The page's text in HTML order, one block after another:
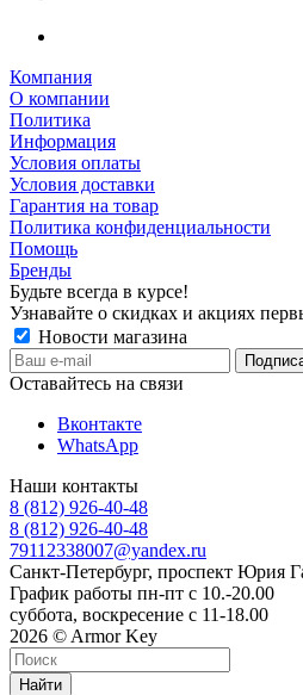
Компания
О компании
Политика
Информация
Условия оплаты
Условия доставки
Гарантия на товар
Политика конфиденциальности
Помощь
Бренды
Будьте всегда в курсе!
Узнавайте о скидках и акциях
Новости магазина
Оставайтесь на связи
Вконтакте
WhatsApp
Наши контакты
8 (812) 926-40-48
8 (812) 926-40-48
79112338007@yandex.ru
Санкт-Петербург, проспект Юрия
График работы пн-пт с 10.-20.00
суббота, воскресение с 11-18.00
2026 © Armor Key
Найти